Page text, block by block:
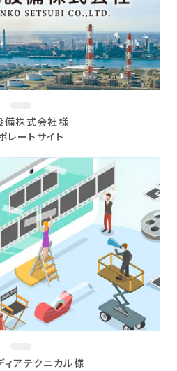
備株式会社様
レートサイト
ィアテクニカル様